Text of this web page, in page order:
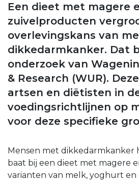
Een dieet met magere
zuivelproducten
overlevingskans van
dikkedarmkanker. Dat
onderzoek van
& Research (WUR).
artsen en diëtisten in
voedingsrichtlijnen op
voor deze specifieke
Mensen met dikkedarmkanker
baat bij een dieet met magere
varianten van melk, yoghurt en